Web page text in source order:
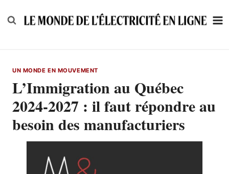
to
UN MONDE EN MOUVEMENT
L’Immigration au Québec
2024-2027 : il faut répondre au
besoin des manufacturiers